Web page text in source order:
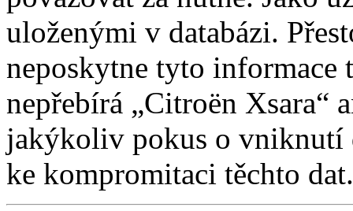
uloženými v databázi.
neposkytne tyto informace
nepřebírá „Citroën Xsara“
jakýkoliv pokus o vniknutí
ke kompromitaci těchto dat.